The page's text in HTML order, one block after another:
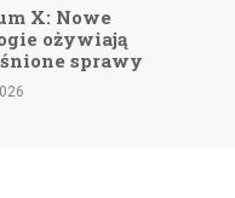
Emocjonalna
książce „Znajdź
szukasz” Izy
Maciejewskiej!